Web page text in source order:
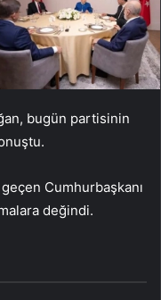
bugün partisinin
Cumhurbaşkanı
değindi.